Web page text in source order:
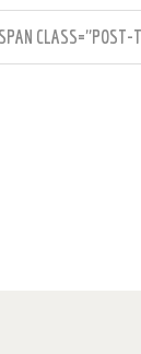
CLASS="POST-